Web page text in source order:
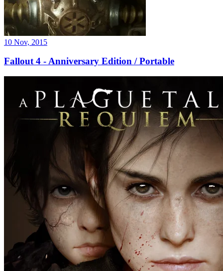
10 Nov, 2015
Fallout 4 - Anniversary Edition / Portable